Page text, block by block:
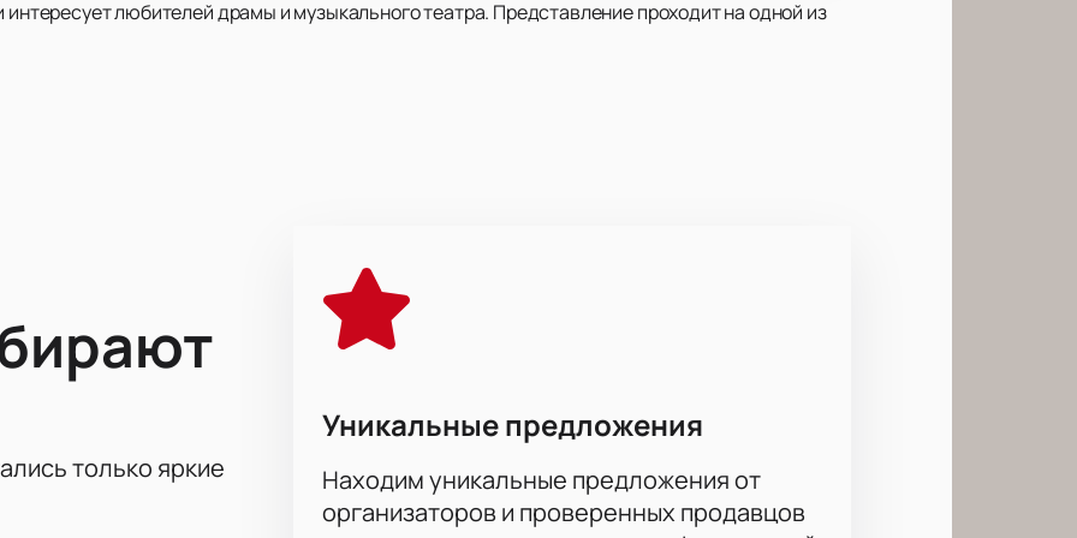
любителей драмы и музыкального театра. Представление проходит на одной из
Москва, ул. Большая Дмитровка, д. 6. Здание театра известно архитектурой и историей
Зал с современной сценой подходит для масштабных постановок.
спектакль «Сердце Франкенштейна» онлайн?
Франкенштейна» можно на нашем сайте.
схеме зала.
цены в секторах.
только яркие
Уникальные предложения
Находим уникальные предложения от
организаторов и проверенных продавцов